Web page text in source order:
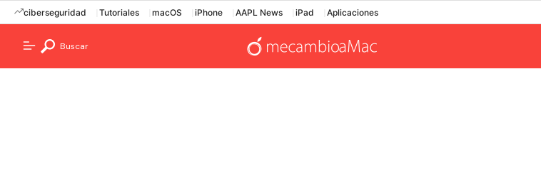
ciberseguridad Tutoriales macOS iPhone AAPL News iPad Aplicaciones
Buscar